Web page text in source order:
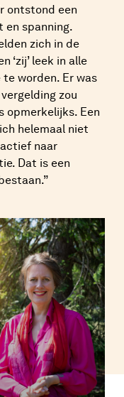
ontstond een
en spanning.
zich in de
‘zij’ leek in alle
worden. Er was
zou
opmerkelijks. Een
helemaal niet
naar
Dat is een